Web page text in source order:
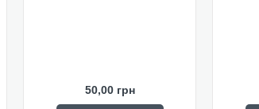
50,00 грн